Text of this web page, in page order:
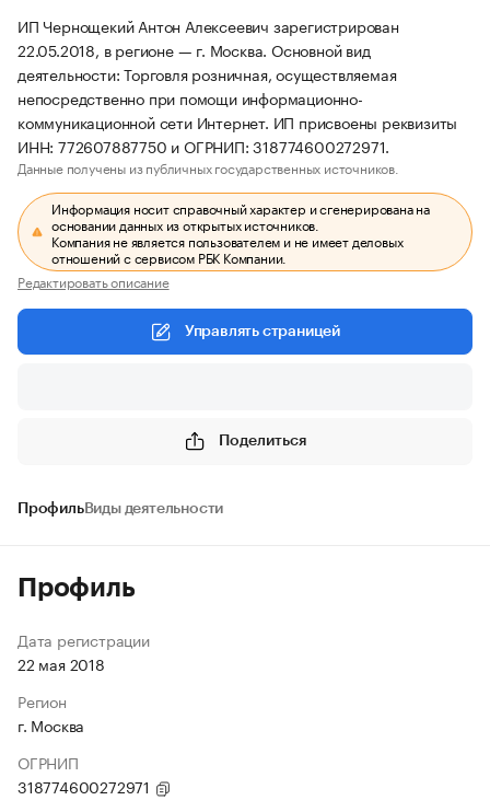
ИП Чернощекий Антон Алексеевич зарегистрирован
22.05.2018, в регионе — г. Москва. Основной вид
деятельности: Торговля розничная, осуществляемая
непосредственно при помощи информационно-
коммуникационной сети Интернет. ИП присвоены реквизиты
ИНН: 772607887750 и ОГРНИП: 318774600272971.
Данные получены из публичных государственных источников.
Информация носит справочный характер и сгенерирована на
основании данных из открытых источников.
Компания не является пользователем и не имеет деловых
отношений с сервисом РБК Компании.
Редактировать описание
Управлять страницей
Поделиться
ПрофильВиды деятельности
Профиль
Дата регистрации
22 мая 2018
Регион
г. Москва
ОГРНИП
318774600272971